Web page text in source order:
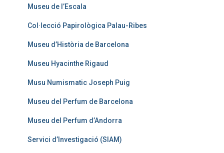
Museu de l’Escala
Col·lecció Papirològica Palau-Ribes
Museu d’Història de Barcelona
Museu Hyacinthe Rigaud
Musu Numismatic Joseph Puig
Museu del Perfum de Barcelona
Museu del Perfum d’Andorra
Servici d’Investigació (SIAM)